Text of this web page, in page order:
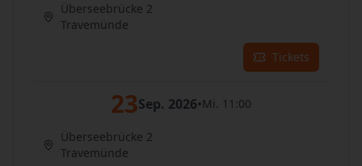
Überseebrücke 2
Travemünde
Tickets
23Sep. 2026•Mi. 11:00
Überseebrücke 2
Travemünde